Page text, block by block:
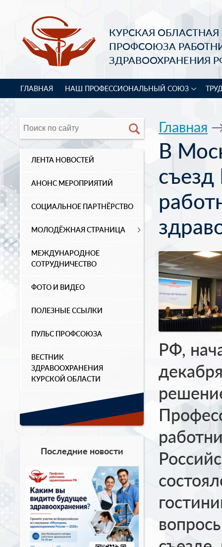
КУРСКАЯ
ПРОФСОЮЗА
ЗДРАВООХРАНЕНИЯ
ГЛАВНАЯ НАШ ПРОФЕССИОНАЛЬНЫЙ СОЮЗ
ЛЕНТА НОВОСТЕЙ
АНОНС МЕРОПРИЯТИЙ
СОЦИАЛЬНОЕ ПАРТНЁРСТВО
МОЛОДЁЖНАЯ СТРАНИЦА
МЕЖДУНАРОДНОЕ
СОТРУДНИЧЕСТВО
ФОТО И ВИДЕО
ПОЛЕЗНЫЕ ССЫЛКИ
ПУЛЬС ПРОФСОЮЗА
ВЕСТНИК
ЗДРАВООХРАНЕНИЯ
КУРСКОЙ ОБЛАСТИ
Последние новости
Главная
В
РФ,